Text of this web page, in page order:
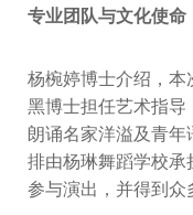
专业团队与文化使命
杨椀婷博士介绍，
黑博士担任艺术指导
朗诵名家洋溢及青
排由杨琳舞蹈学校承
参与演出，并得到众